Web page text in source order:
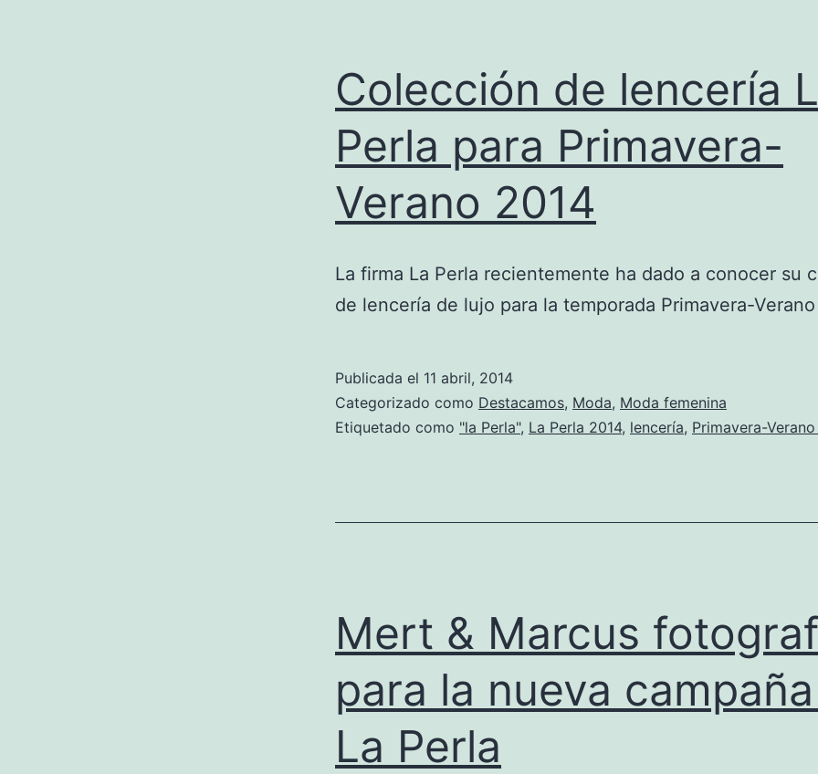
Colección de lencería
Perla para Primavera-
Verano 2014
La firma La Perla recientemente ha dado a conocer su
de lencería de lujo para la temporada Primavera-Verano
Publicada el 11 abril, 2014
Categorizado como Destacamos, Moda, Moda femenina
Etiquetado como "la Perla", La Perla 2014, lencería, Primavera-
Mert & Marcus
para la nueva
La Perla